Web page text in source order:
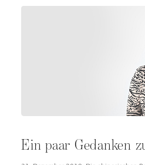
Ein paar Gedanken